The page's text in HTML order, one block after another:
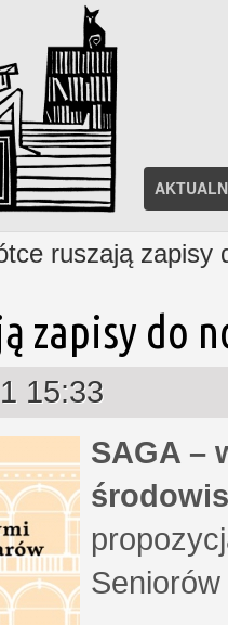
ruszają zapisy
zapisy do
15:33
SAGA –